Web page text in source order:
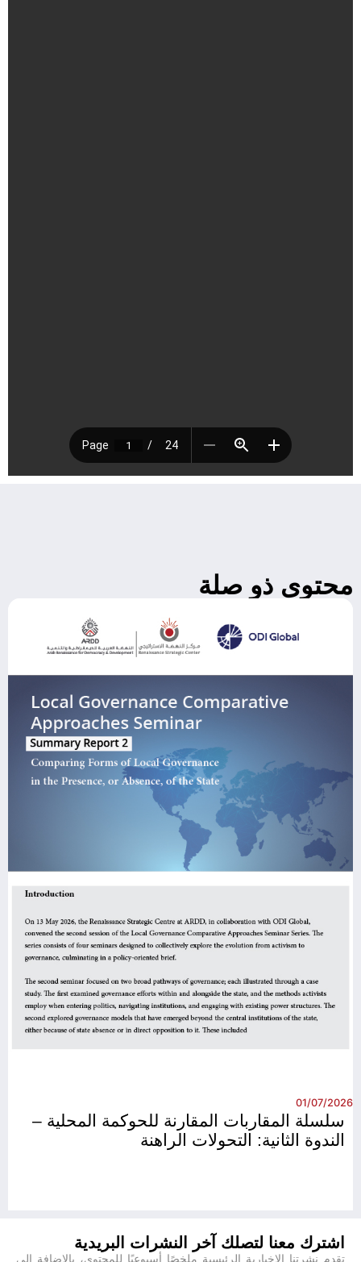
محتوى ذو صلة
01/07/2026
سلسلة المقاربات المقارنة للحوكمة المحلية –
الندوة الثانية: التحولات الراهنة
اشترك معنا لتصلك آخر النشرات البريدية
تقدم نشرتنا الإخبارية الرئيسية ملخصًا أسبوعيًا للمحتوى، بالإضافة إلى